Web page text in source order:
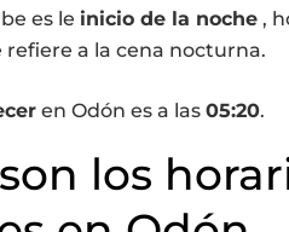
es le inicio de la noche ,
refiere a la cena nocturna.
en Odón es a las05:20.
los